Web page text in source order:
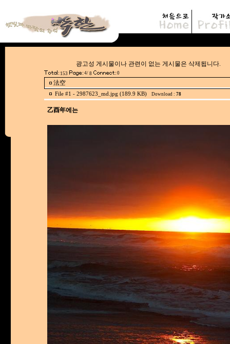
광고성 게시물이나 관련이 없는 게시물
153 4/ 8 0
法空
File #1 - 2987623_md.jpg (189.9 KB) Download : 78
乙酉年에는